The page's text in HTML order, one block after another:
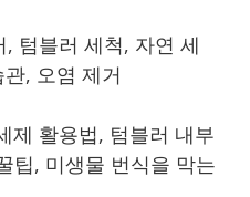
텀블러 세척, 자연 세
, 오염 제거
제 활용법, 텀블러 내부
팁, 미생물 번식을 막는